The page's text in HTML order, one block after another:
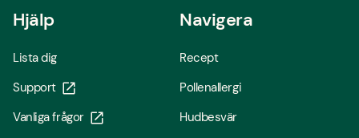
Hjälp
Lista dig
Support
Vanliga frågor
Navigera
Recept
Pollenallergi
Hudbesvär